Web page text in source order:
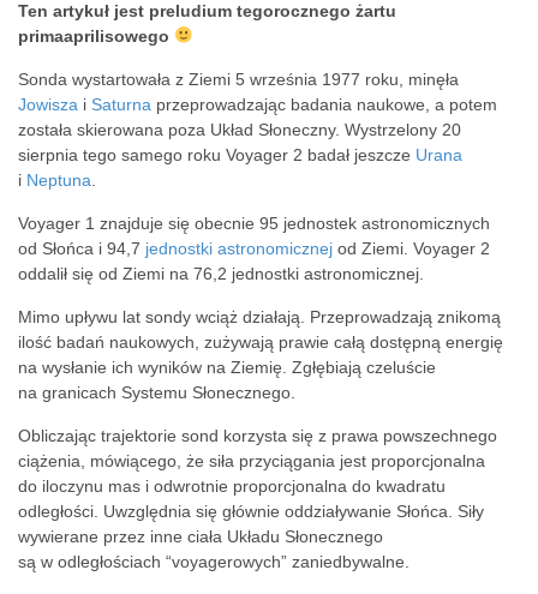
Ten artykuł jest preludium tegorocznego żartu
primaaprilisowego
Sonda wystartowała z Ziemi 5 września 1977 roku, minęła
Jowisza i Saturna przeprowadzając badania naukowe, a potem
została skierowana poza Układ Słoneczny. Wystrzelony 20
sierpnia tego samego roku Voyager 2 badał jeszcze Urana
i Neptuna
Voyager 1 znajduje się obecnie 95 jednostek astronomicznych
od Słońca i 94,7 jednostki astronomicznej od Ziemi. Voyager 2
oddalił się od Ziemi na 76,2 jednostki astronomicznej.
Mimo upływu lat sondy wciąż działają. Przeprowadzają znikomą
ilość badań naukowych, zużywają prawie całą dostępną energię
na wysłanie ich wyników na Ziemię. Zgłębiają czeluście
na granicach Systemu Słonecznego.
Obliczając trajektorie sond korzysta się z prawa powszechnego
ciążenia, mówiącego, że siła przyciągania jest proporcjonalna
do iloczynu mas i odwrotnie proporcjonalna do kwadratu
odległości. Uwzględnia się głównie oddziaływanie Słońca. Siły
wywierane przez inne ciała Układu Słonecznego
są w odległościach “voyagerowych” zaniedbywalne.